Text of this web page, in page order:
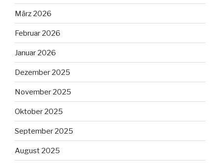
März 2026
Februar 2026
Januar 2026
Dezember 2025
November 2025
Oktober 2025
September 2025
August 2025